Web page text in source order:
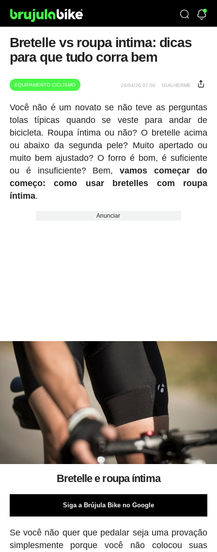
Bretelle vs roupa intima: dicas
para que tudo corra bem
EQUIPAMENTO CICLISMO 24/04/26 07:00 GUILHERME
Você não é um novato se não teve as perguntas
tolas típicas quando se veste para andar de
bicicleta. Roupa íntima ou não? O bretelle acima
ou abaixo da segunda pele? Muito apertado ou
muito bem ajustado? O forro é bom, é suficiente
ou é insuficiente? Bem,vamos começar do
começo: como usar bretelles com roupa
íntima.
Anunciar
Bretelle e roupa íntima
Siga a Brújula Bike no Google
Se você não quer que pedalar seja uma provação
simplesmente porque você não colocou suas